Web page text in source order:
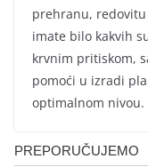
prehranu,
imate bilo kakvih
krvnim pritiskom,
pomoći u izradi
optimalnom nivou.